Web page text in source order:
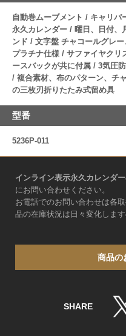
自動巻ムーブメント / キャリバ
永久カレンダー / 曜日、日付、
ンド / 文字盤 チャコールグレ
プラチナ仕様 / サファイヤクリ
ースバックが共に付属 / 3気圧
/ 複合素材、布のパターン、チ
の三枚刃折りたたみ式留め具
型番
5236P-011
インライン表示永久カレンダー
にお問い合わせください。
お電話でのお問い合わせは各
品の在庫状況は日々変化します
商品の
SHARE